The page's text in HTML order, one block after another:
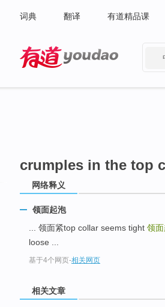
词典 翻译 有道精品课
crumples in the top
网络释义
领面起泡
... 领面紧top collar seems tight 领
loose ...
基于4个网页-相关网页
相关文章